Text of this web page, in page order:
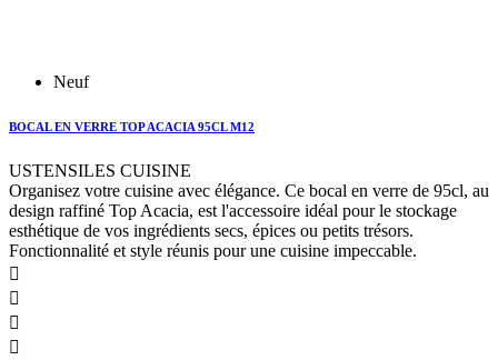
Neuf
BOCAL EN VERRE TOP ACACIA 95CL M12
USTENSILES CUISINE
Organisez votre cuisine avec élégance. Ce bocal en verre de 95cl, au
design raffiné Top Acacia, est l'accessoire idéal pour le stockage
esthétique de vos ingrédients secs, épices ou petits trésors.
Fonctionnalité et style réunis pour une cuisine impeccable.



